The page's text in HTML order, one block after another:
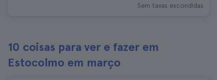
Sem taxas escondidas
10 coisas para ver e fazer em
Estocolmo em março